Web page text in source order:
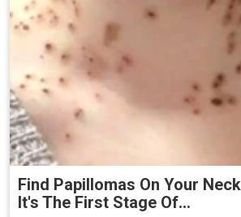
Find Papillomas On Your
It's The First Stage Of...